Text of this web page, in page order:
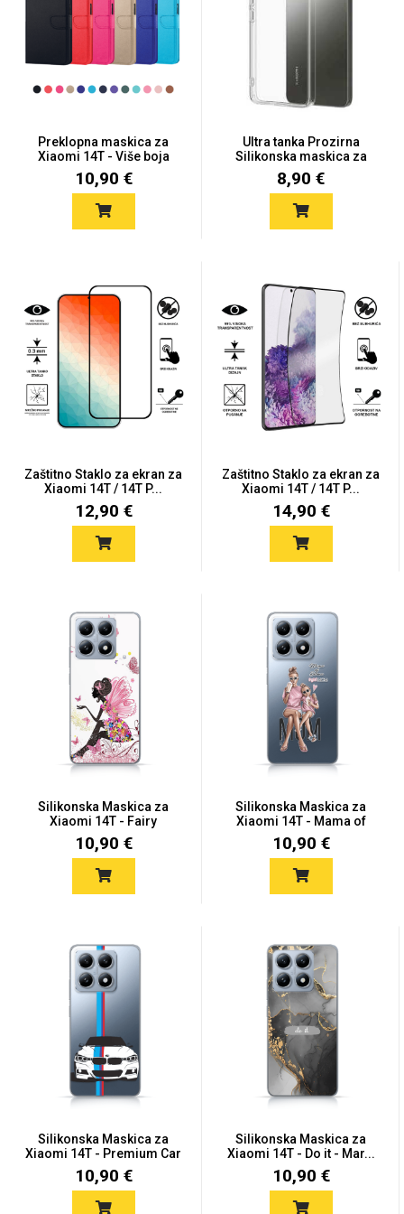
Preklopna maskica za
Xiaomi 14T - Više boja
10,90 €
Ultra tanka Prozirna
Silikonska maskica za
Xia...
8,90 €
Zaštitno Staklo za ekran za
Xiaomi 14T / 14T P...
12,90 €
Zaštitno Staklo za ekran za
Xiaomi 14T / 14T P...
14,90 €
Silikonska Maskica za
Xiaomi 14T - Fairy
10,90 €
Silikonska Maskica za
Xiaomi 14T - Mama of
Dra...
10,90 €
Silikonska Maskica za
Xiaomi 14T - Premium Car
10,90 €
Silikonska Maskica za
Xiaomi 14T - Do it - Mar...
10,90 €
Sleng Feel Good
Svemirska kolekcija Valentinovo
Love motivi I Need Some Space
Quotes Collection
Zodiac Halloween
Doodles Apstraktni motivi
Monogrami Dječji motivi
Univerzalne futrole i
Preklopne maskice